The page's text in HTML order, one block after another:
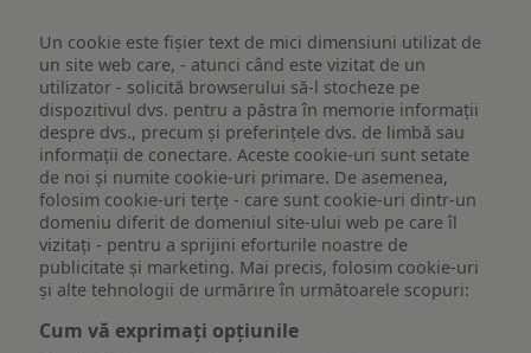
Un cookie este fişier text de mici dimensiuni utilizat de
un site web care, - atunci când este vizitat de un
utilizator - solicită browserului să-l stocheze pe
dispozitivul dvs. pentru a păstra în memorie informații
despre dvs., precum și preferințele dvs. de limbă sau
informații de conectare. Aceste cookie-uri sunt setate
de noi și numite cookie-uri primare. De asemenea,
folosim cookie-uri terțe - care sunt cookie-uri dintr-un
domeniu diferit de domeniul site-ului web pe care îl
vizitați - pentru a sprijini eforturile noastre de
publicitate și marketing. Mai precis, folosim cookie-uri
și alte tehnologii de urmărire în următoarele scopuri:
Cum vă exprimați opțiunile